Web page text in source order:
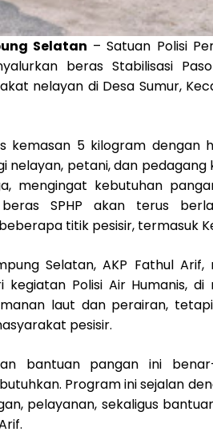
Selatan – Satuan Polisi
beras Stabilisasi
nelayan di Desa Sumur,
kemasan 5 kilogram dengan
nelayan, petani, dan pedagang
mengingat kebutuhan
SPHP akan terus
titik pesisir, termasuk
Selatan, AKP Fathul
kegiatan Polisi Air Humanis,
laut dan perairan,
pesisir.
bantuan pangan ini
Program ini sejalan
pelayanan, sekaligus